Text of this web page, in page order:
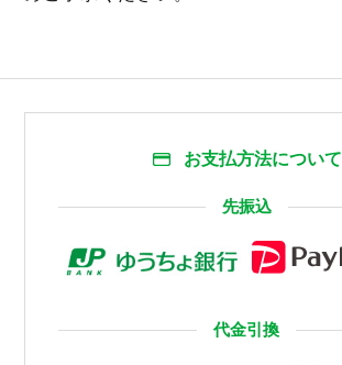
お支払方法について
先振込
代金引換